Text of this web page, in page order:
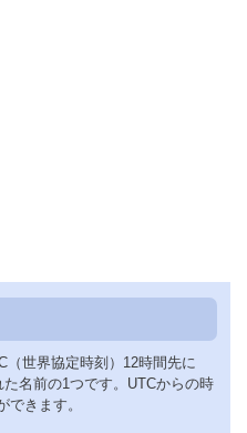
（世界協定時刻）12時間先に
名前の1つです。UTCからの時
きます。